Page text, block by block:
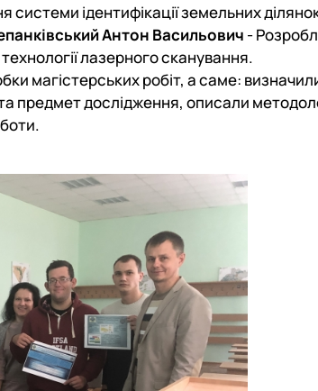
системи ідентифікації земельних
Антон Васильович -
лазерного сканування.
магістерських робіт, а саме:
та предмет дослідження, описали